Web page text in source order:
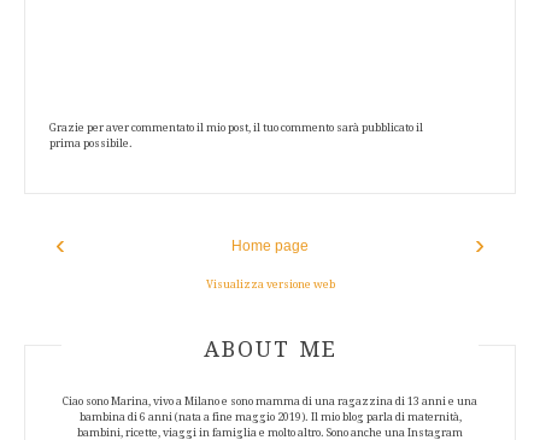
Grazie per aver commentato il mio post, il tuo commento sarà pubblicato il
prima possibile.
‹ ›
Home page
Visualizza versione web
ABOUT AUTHOR
ABOUT ME
Ciao sono Marina, vivo a Milano e sono mamma di una ragazzina di 13 anni e una
bambina di 6 anni (nata a fine maggio 2019). Il mio blog parla di maternità,
bambini, ricette, viaggi in famiglia e molto altro. Sono anche una Instagram